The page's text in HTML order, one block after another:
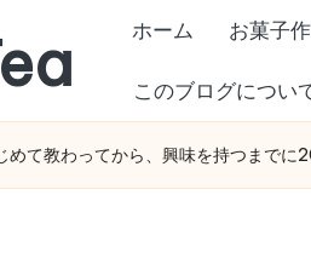
ホーム お菓子
このブログについ
めて教わってから、興味を持つまでに